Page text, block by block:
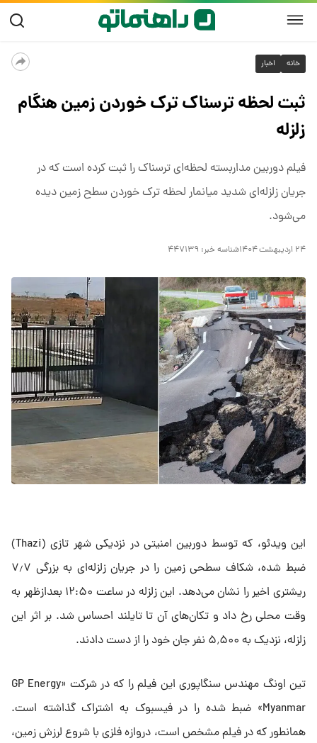
خانه اخبار
ثبت لحظه ترسناک ترک خوردن زمین هنگام
زلزله
فیلم دوربین مداربسته لحظه‌ای ترسناک را ثبت کرده است که در
جریان زلزله‌ای شدید میانمار لحظه ترک خوردن سطح زمین دیده
می‌شود.
۲۴ اردیبهشت ۱۴۰۴ شناسه خبر: ۴۴۷۱۳۹
این ویدئو، که توسط دوربین امنیتی در نزدیکی شهر تازی (Thazi)
ضبط شده، شکاف سطحی زمین را در جریان زلزله‌ای به بزرگی ۷٫۷
ریشتری اخیر را نشان می‌دهد. این زلزله در ساعت ۱۲:۵۰ بعدازظهر به
وقت محلی رخ داد و تکان‌های آن تا تایلند احساس شد. بر اثر این
زلزله، نزدیک به ۵٬۵۰۰ نفر جان خود را از دست دادند.
تین اونگ مهندس سنگاپوری این فیلم را که در شرکت «GP Energy
Myanmar» ضبط شده را در فیسبوک به اشتراک گذاشته است.
همانطور که در فیلم مشخص است، دروازه‌ فلزی با شروع لرزش زمین،